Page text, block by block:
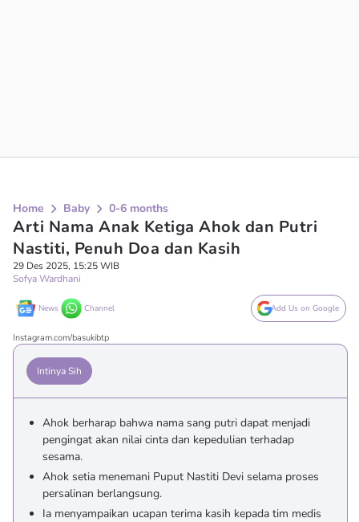
Home Baby 0-6 months
Arti Nama Anak Ketiga Ahok dan Putri
Nastiti, Penuh Doa dan Kasih
29 Des 2025, 15:25 WIB
Sofya Wardhani
News Channel Add Us on Google
Instagram.com/basukibtp
Intinya Sih
Ahok berharap bahwa nama sang putri dapat menjadi
pengingat akan nilai cinta dan kepedulian terhadap
sesama.
Ahok setia menemani Puput Nastiti Devi selama proses
persalinan berlangsung.
Ia menyampaikan ucapan terima kasih kepada tim medis